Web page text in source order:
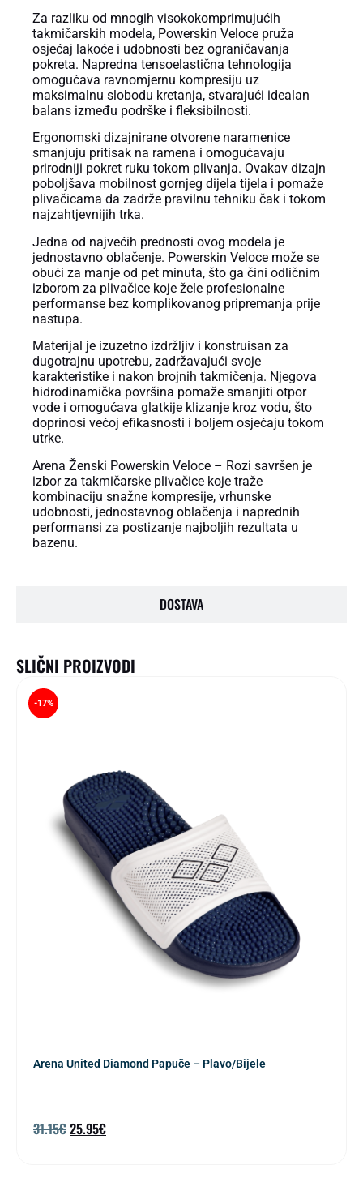
DOSTAVA
Za razliku od mnogih visokokomprimujućih
takmičarskih modela, Powerskin Veloce pruža
osjećaj lakoće i udobnosti bez ograničavanja
pokreta. Napredna tensoelastična tehnologija
omogućava ravnomjernu kompresiju uz
maksimalnu slobodu kretanja, stvarajući idealan
balans između podrške i fleksibilnosti.
Ergonomski dizajnirane otvorene naramenice
smanjuju pritisak na ramena i omogućavaju
prirodniji pokret ruku tokom plivanja. Ovakav dizajn
poboljšava mobilnost gornjeg dijela tijela i pomaže
plivačicama da zadrže pravilnu tehniku čak i tokom
najzahtjevnijih trka.
Jedna od najvećih prednosti ovog modela je
jednostavno oblačenje. Powerskin Veloce može se
obući za manje od pet minuta, što ga čini odličnim
izborom za plivačice koje žele profesionalne
performanse bez komplikovanog pripremanja prije
nastupa.
Materijal je izuzetno izdržljiv i konstruisan za
dugotrajnu upotrebu, zadržavajući svoje
karakteristike i nakon brojnih takmičenja. Njegova
hidrodinamička površina pomaže smanjiti otpor
vode i omogućava glatkije klizanje kroz vodu, što
doprinosi većoj efikasnosti i boljem osjećaju tokom
utrke.
Arena Ženski Powerskin Veloce – Rozi savršen je
izbor za takmičarske plivačice koje traže
kombinaciju snažne kompresije, vrhunske
udobnosti, jednostavnog oblačenja i naprednih
performansi za postizanje najboljih rezultata u
bazenu.
SLIČNI PROIZVODI
Arena United Diamond Papuče – Plavo/Bijele
-17%
31.15€25.95€